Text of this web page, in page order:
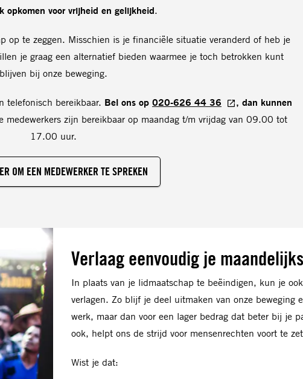
opkomen voor vrijheid en gelijkheid.
op te zeggen. Misschien is je financiële situatie veranderd of heb je
je graag een alternatief bieden waarmee je toch betrokken kunt
blijven bij onze beweging.
telefonisch bereikbaar. Bel ons op 020-626 44 36
, dan kunnen
medewerkers zijn bereikbaar op maandag t/m vrijdag van 09.00 tot
17.00 uur.
OM EEN MEDEWERKER TE SPREKEN
Verlaag eenvoudig je
In plaats van je lidmaatschap te beëindigen, kun je
verlagen. Zo blijf je deel uitmaken van onze beweging
werk, maar dan voor een lager bedrag dat beter bij je
ook, helpt ons de strijd voor mensenrechten voort te
Wist je dat: